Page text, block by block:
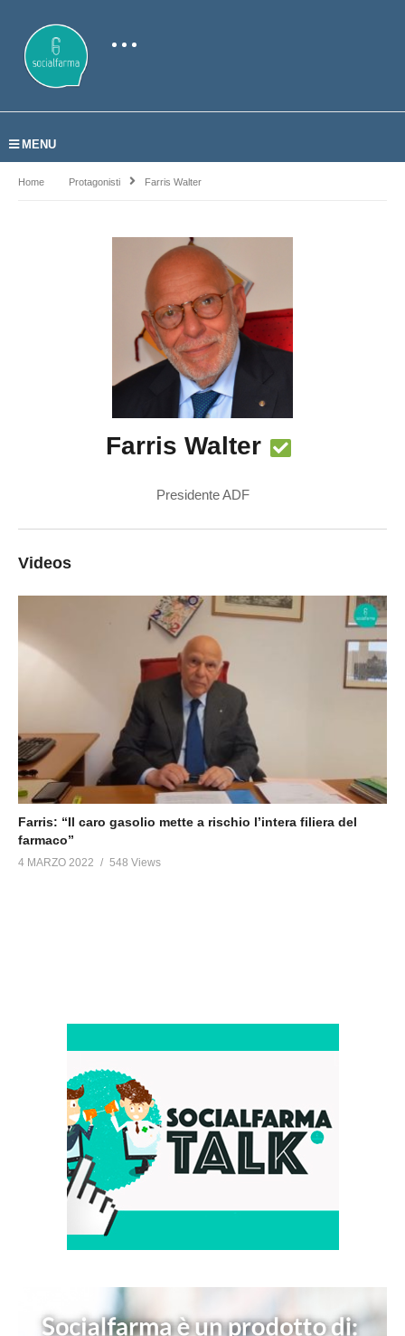
MENU
Home Protagonisti Farris Walter
Farris Walter
Presidente ADF
Videos
Farris: “Il caro gasolio mette a rischio l’intera filiera del
farmaco”
4 MARZO 2022 548 Views